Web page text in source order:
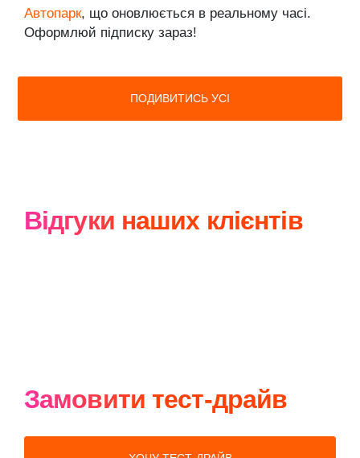
Автопарк, що оновлюється в реальному часі.
Оформлюй підписку зараз!
ПОДИВИТИСЬ УСІ
Відгуки наших клієнтів
Замовити тест-драйв